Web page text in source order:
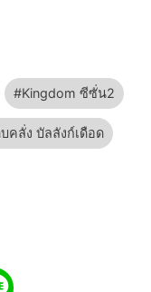
Kingdom ซีซั่น2
คลั่ง บัลลังก์เดือด